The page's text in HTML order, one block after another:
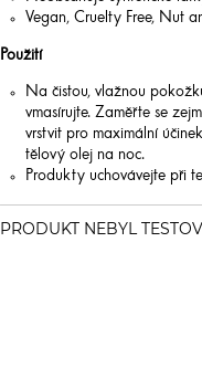
Vegan, Cruelty Free, Nut
Použití
Na čistou, vlažnou
vmasírujte. Zaměřte se
vrstvit pro maximální
tělový olej na noc.
Produkty uchovávejte při